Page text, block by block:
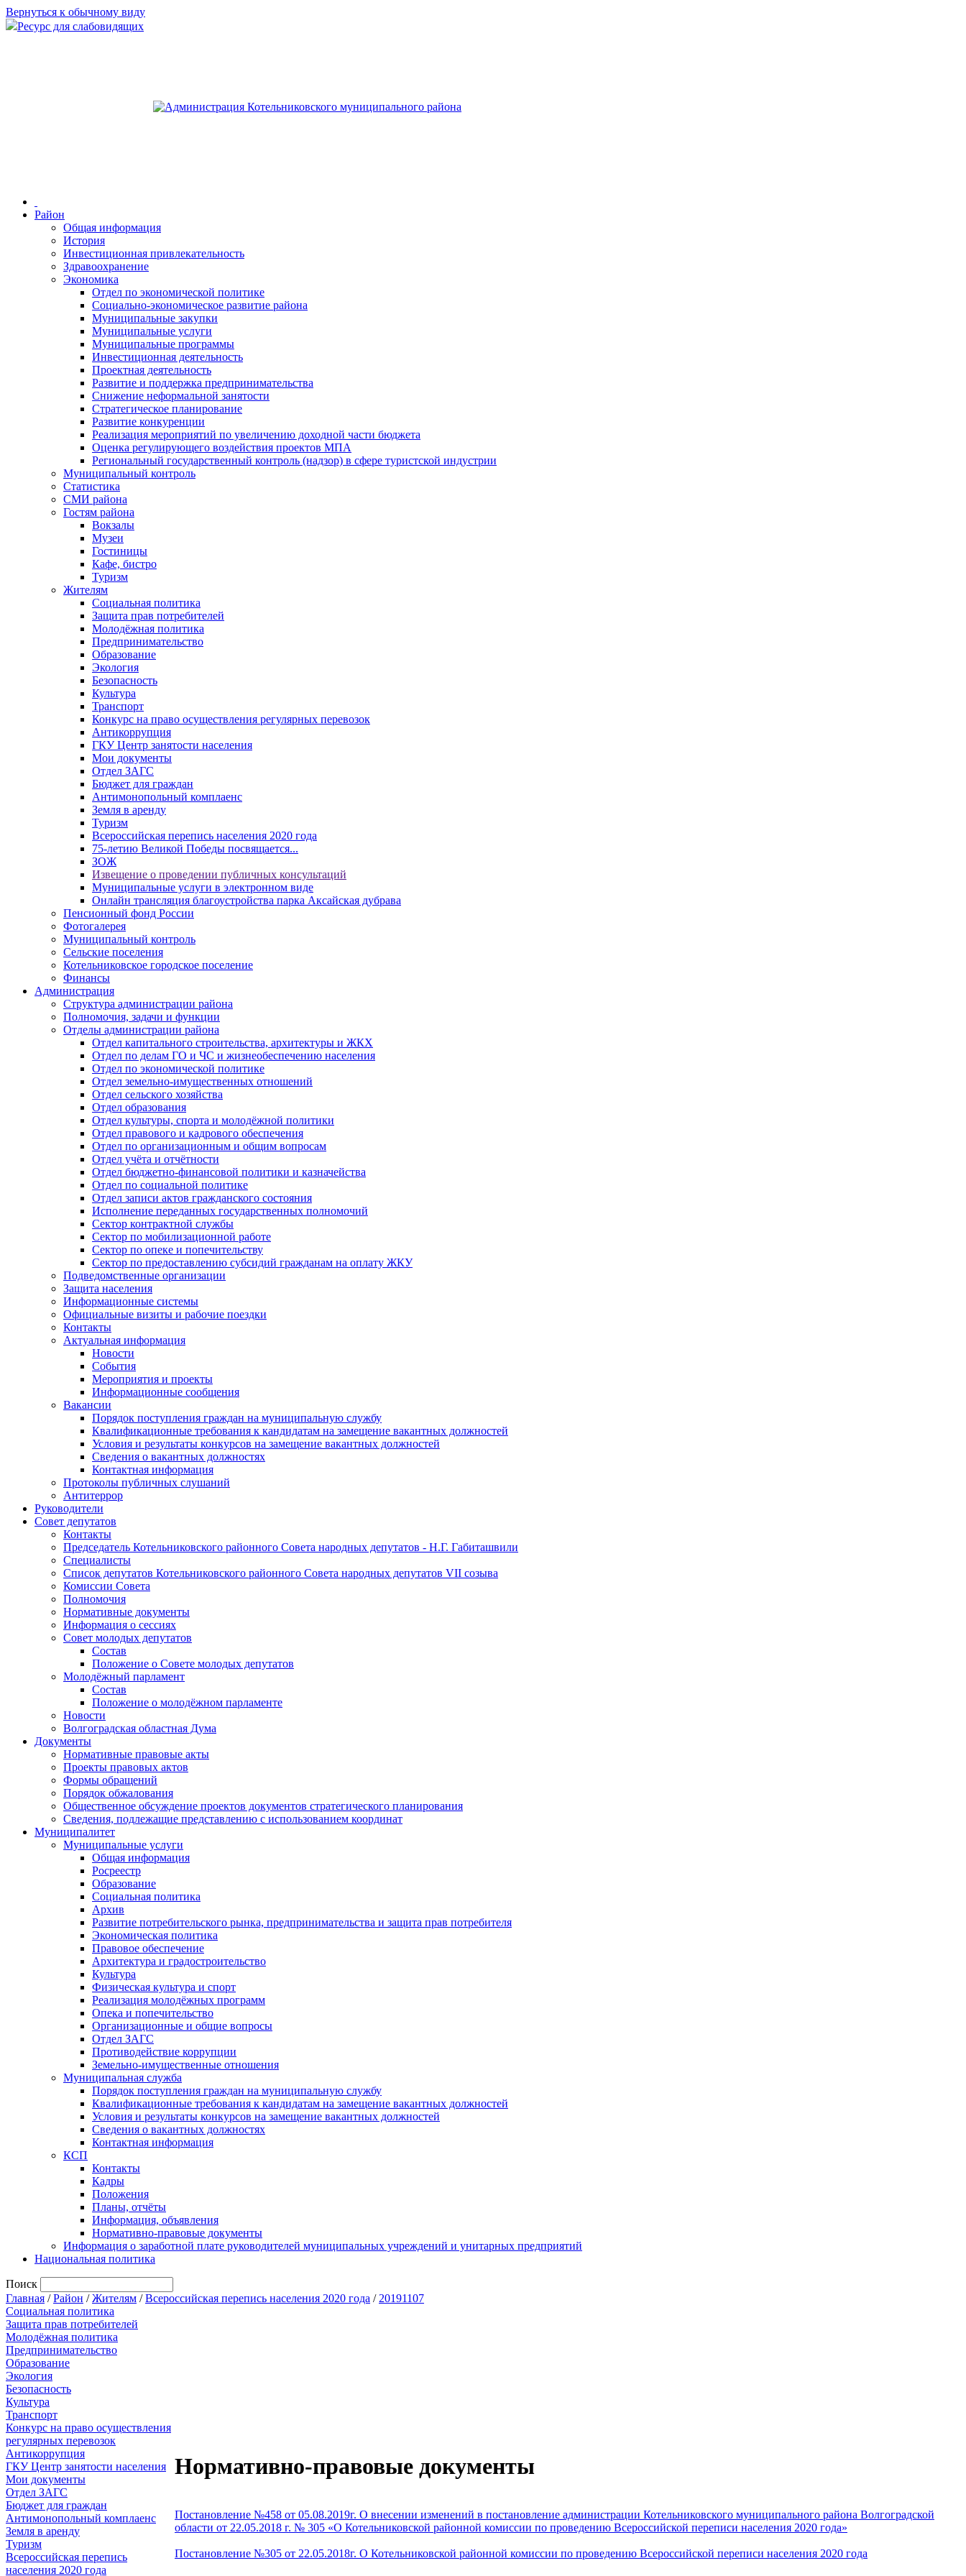
Вернуться к обычному виду
Ресурс для слабовидящих
Район
Общая информация
История
Инвестиционная привлекательность
Здравоохранение
Экономика
Отдел по экономической политике
Социально-экономическое развитие района
Муниципальные закупки
Муниципальные услуги
Муниципальные программы
Инвестиционная деятельность
Проектная деятельность
Развитие и поддержка предпринимательства
Снижение неформальной занятости
Стратегическое планирование
Развитие конкуренции
Реализация мероприятий по увеличению доходной части бюджета
Оценка регулирующего воздействия проектов МПА
Региональный государственный контроль (надзор) в сфере туристской индустрии
Муниципальный контроль
Статистика
СМИ района
Гостям района
Вокзалы
Музеи
Гостиницы
Кафе, бистро
Туризм
Жителям
Социальная политика
Защита прав потребителей
Молодёжная политика
Предпринимательство
Образование
Экология
Безопасность
Культура
Транспорт
Конкурс на право осуществления регулярных перевозок
Антикоррупция
ГКУ Центр занятости населения
Мои документы
Отдел ЗАГС
Бюджет для граждан
Антимонопольный комплаенс
Земля в аренду
Туризм
Всероссийская перепись населения 2020 года
75-летию Великой Победы посвящается...
ЗОЖ
Извещение о проведении публичных консультаций
Муниципальные услуги в электронном виде
Онлайн трансляция благоустройства парка Аксайская дубрава
Пенсионный фонд России
Фотогалерея
Муниципальный контроль
Сельские поселения
Котельниковское городское поселение
Финансы
Администрация
Структура администрации района
Полномочия, задачи и функции
Отделы администрации района
Отдел капитального строительства, архитектуры и ЖКХ
Отдел по делам ГО и ЧС и жизнеобеспечению населения
Отдел по экономической политике
Отдел земельно-имущественных отношений
Отдел сельского хозяйства
Отдел образования
Отдел культуры, спорта и молодёжной политики
Отдел правового и кадрового обеспечения
Отдел по организационным и общим вопросам
Отдел учёта и отчётности
Отдел бюджетно-финансовой политики и казначейства
Отдел по социальной политике
Отдел записи актов гражданского состояния
Исполнение переданных государственных полномочий
Сектор контрактной службы
Сектор по мобилизационной работе
Сектор по опеке и попечительству
Сектор по предоставлению субсидий гражданам на оплату ЖКУ
Подведомственные организации
Защита населения
Информационные системы
Официальные визиты и рабочие поездки
Контакты
Актуальная информация
Новости
События
Мероприятия и проекты
Информационные сообщения
Вакансии
Порядок поступления граждан на муниципальную службу
Квалификационные требования к кандидатам на замещение вакантных должностей
Условия и результаты конкурсов на замещение вакантных должностей
Сведения о вакантных должностях
Контактная информация
Протоколы публичных слушаний
Антитеррор
Руководители
Совет депутатов
Контакты
Председатель Котельниковского районного Совета народных депутатов - Н.Г. Габиташвили
Специалисты
Список депутатов Котельниковского районного Совета народных депутатов VII созыва
Комиссии Совета
Полномочия
Нормативные документы
Информация о сессиях
Совет молодых депутатов
Состав
Положение о Совете молодых депутатов
Молодёжный парламент
Состав
Положение о молодёжном парламенте
Новости
Волгоградская областная Дума
Документы
Нормативные правовые акты
Проекты правовых актов
Формы обращений
Порядок обжалования
Общественное обсуждение проектов документов стратегического планирования
Сведения, подлежащие представлению с использованием координат
Муниципалитет
Муниципальные услуги
Общая информация
Росреестр
Образование
Социальная политика
Архив
Развитие потребительского рынка, предпринимательства и защита прав потребителя
Экономическая политика
Правовое обеспечение
Архитектура и градостроительство
Культура
Физическая культура и спорт
Реализация молодёжных программ
Опека и попечительство
Организационные и общие вопросы
Отдел ЗАГС
Противодействие коррупции
Земельно-имущественные отношения
Муниципальная служба
Порядок поступления граждан на муниципальную службу
Квалификационные требования к кандидатам на замещение вакантных должностей
Условия и результаты конкурсов на замещение вакантных должностей
Сведения о вакантных должностях
Контактная информация
КСП
Контакты
Кадры
Положения
Планы, отчёты
Информация, объявления
Нормативно-правовые документы
Информация о заработной плате руководителей муниципальных учреждений и унитарных предприятий
Национальная политика
Поиск
Главная /Район /Жителям /Всероссийская перепись населения 2020 года / 20191107
Социальная политика
Защита прав потребителей
Молодёжная политика
Предпринимательство
Образование
Экология
Безопасность
Культура
Транспорт
Конкурс на право осуществления
регулярных перевозок
Антикоррупция
ГКУ Центр занятости населения
Мои документы
Отдел ЗАГС
Бюджет для граждан
Антимонопольный комплаенс
Земля в аренду
Туризм
Всероссийская перепись
населения 2020 года
Нормативно-правовые документы
Постановление №458 от 05.08.2019г. О внесении изменений в постановление администрации Котельниковского муниципального района Волгоградской
области от 22.05.2018 г. № 305 «О Котельниковской районной комиссии по проведению Всероссийской переписи населения 2020 года»
Постановление №305 от 22.05.2018г. О Котельниковской районной комиссии по проведению Всероссийской переписи населения 2020 года